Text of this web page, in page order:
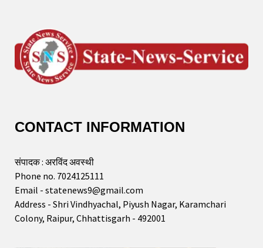
CONTACT INFORMATION
संपादक : अरविंद अवस्थी
Phone no. 7024125111
Email - statenews9@gmail.com
Address - Shri Vindhyachal, Piyush Nagar, Karamchari
Colony, Raipur, Chhattisgarh - 492001